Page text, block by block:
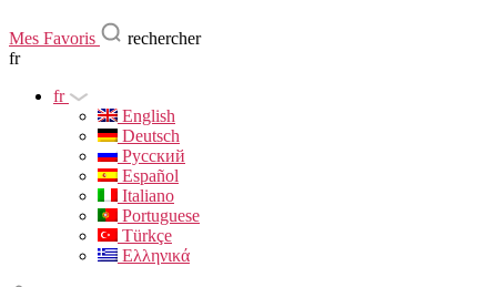
Mes Favoris
rechercher
fr
fr
English
Deutsch
Русский
Español
Italiano
Portuguese
Türkçe
Ελληνικά